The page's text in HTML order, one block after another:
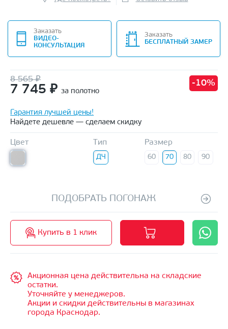
Заказать
ВИДЕО-
КОНСУЛЬТАЦИЯ
Заказать
БЕСПЛАТНЫЙ ЗАМЕР
8 565 ₽
7 745 ₽ за полотно
-10%
Гарантия лучшей цены!
Найдете дешевле — сделаем скидку
Цвет Тип
ДЧ
Размер
60 70 80 90
ПОДОБРАТЬ ПОГОНАЖ
Купить в 1 клик
Акционная цена действительна на складские
остатки.
Уточняйте у менеджеров.
Акции и скидки действительны в магазинах
города Краснодар.